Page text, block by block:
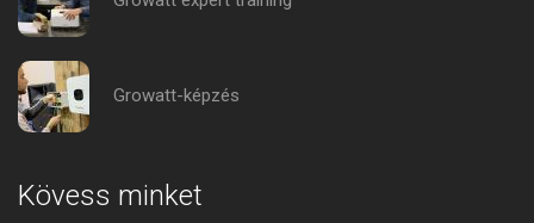
Growatt-képzés
Kövess minket